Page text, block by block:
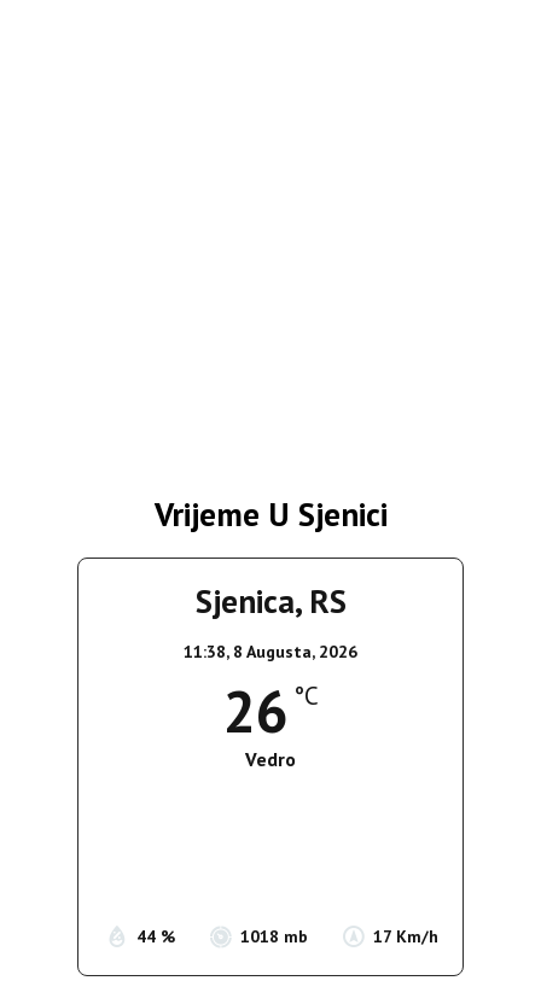
Vrijeme U Sjenici
Sjenica, RS
11:38, 8 Augusta, 2026
26 °C
Vedro
44 % 1018 mb 17 Km/h